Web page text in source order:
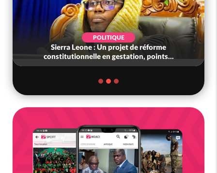
POLITIQUE
Sierra Leone : Un projet de réforme
constitutionnelle en gestation, points...